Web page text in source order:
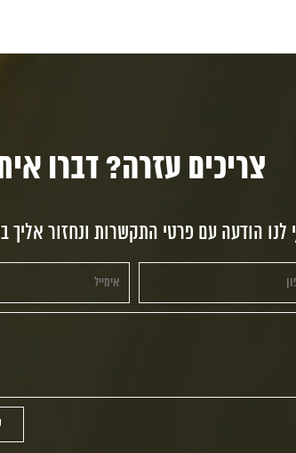
צריכים עזרה? דברו איתנו ב-03-
הודעה עם פרטי התקשרות ונחזור אליך